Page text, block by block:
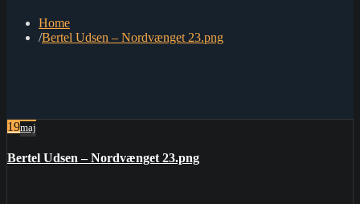
Home
Bertel Udsen – Nordvænget 23.png
19maj
Bertel Udsen – Nordvænget 23.png